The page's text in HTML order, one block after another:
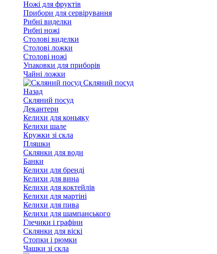
Ножі для фруктів
Прибори для сервірування
Рибні виделки
Рибні ножі
Столові виделки
Столові ложки
Столові ножі
Упаковки для приборів
Чайні ложки
Скляний посуд
Назад
Скляний посуд
Декантери
Келихи для коньяку
Келихи шале
Кружки зі скла
Пляшки
Склянки для води
Банки
Келихи для бренді
Келихи для вина
Келихи для коктейлів
Келихи для мартіні
Келихи для пива
Келихи для шампанського
Глечики і графіни
Склянки для віскі
Стопки і рюмки
Чашки зі скла